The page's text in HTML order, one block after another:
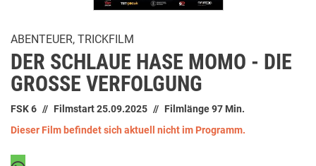
ABENTEUER, TRICKFILM
DER SCHLAUE HASE MOMO - DIE
GROSSE VERFOLGUNG
FSK 6 Filmstart 25.09.2025
Filmlänge 97 Min.
Dieser Film befindet sich aktuell nicht im Programm.